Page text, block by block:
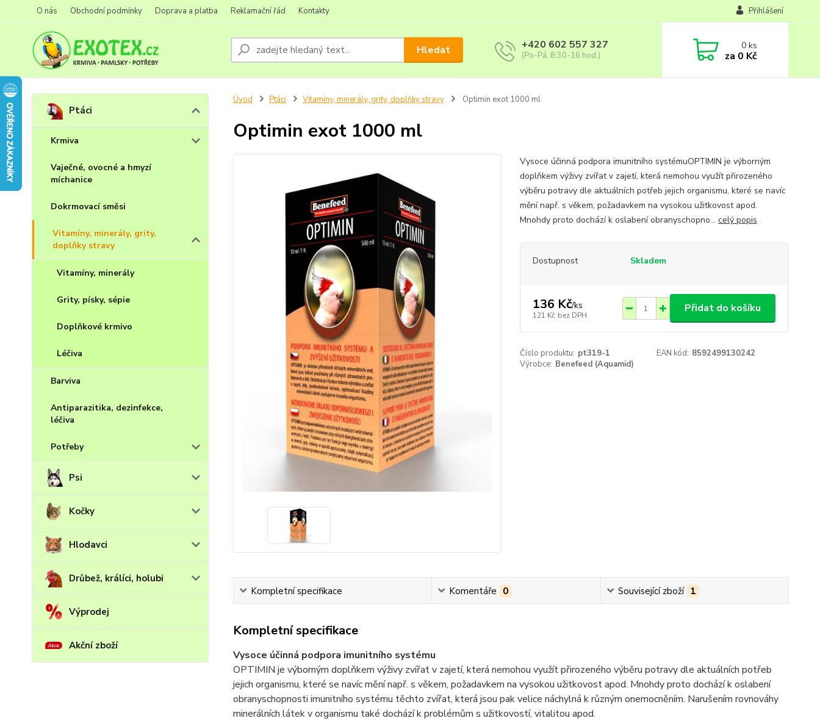
O nás Obchodní podmínky Doprava a platba Reklamační řád Kontakty Přihlášení
Hledat +420 602 557 327
(Po-Pá, 8:30-16 hod.)
0ks
za 0 Kč
Ptáci
Krmiva
Vaječné, ovocné a hmyzí
míchanice
Dokrmovací směsi
Vitamíny, minerály, grity,
doplňky stravy
Vitamíny, minerály
Grity, písky, sépie
Doplňkové krmivo
Léčiva
Barviva
Antiparazitika, dezinfekce,
léčiva
Potřeby
Psi
Kočky
Hlodavci
Drůbež, králíci, holubi
Výprodej
Akční zboží
Úvod Ptáci Vitamíny, minerály, grity, doplňky stravy Optimin exot 1000 ml
Optimin exot 1000 ml
Vysoce účinná podpora imunitního systémuOPTIMIN je výborným
doplňkem výživy zvířat v zajetí, která nemohou využít přirozeného
výběru potravy dle aktuálních potřeb jejich organismu, které se navíc
mění např. s věkem, požadavkem na vysokou užitkovost apod.
Mnohdy proto dochází k oslabení obranyschopno... celý popis
Dostupnost Skladem
136 Kč/ks
121 Kč bez DPH
Přidat do košíku
Číslo produktu: pt319-1 EAN kód: 8592499130242
Výrobce: Benefeed (Aquamid)
Kompletní specifikace Komentáře 0 Související zboží 1
Kompletní specifikace
Vysoce účinná podpora imunitního systému
OPTIMIN je výborným doplňkem výživy zvířat v zajetí, která nemohou využít přirozeného výběru potravy dle aktuálních potřeb
jejich organismu, které se navíc mění např. s věkem, požadavkem na vysokou užitkovost apod. Mnohdy proto dochází k oslabení
obranyschopnosti imunitního systému těchto zvířat, která jsou pak velice náchylná k různým onemocněním. Narušením rovnováhy
minerálních látek v organismu také dochází k problémům s užitkovostí, vitalitou apod.